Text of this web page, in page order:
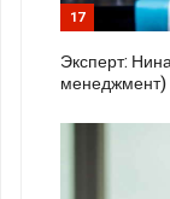
17
Эксперт:
менеджмент)